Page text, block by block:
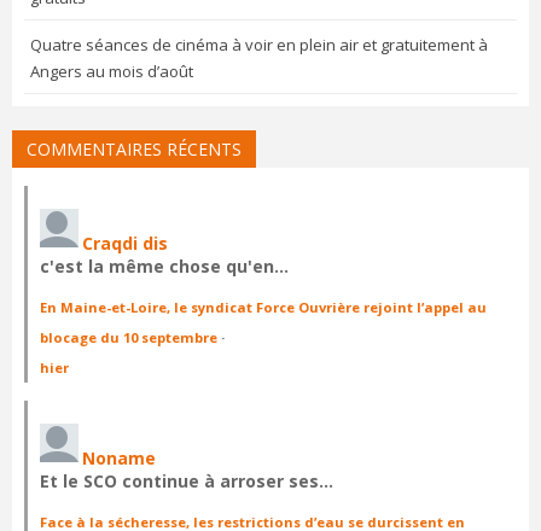
Quatre séances de cinéma à voir en plein air et gratuitement à
Angers au mois d’août
COMMENTAIRES RÉCENTS
Craqdi dis
c'est la même chose qu'en…
En Maine-et-Loire, le syndicat Force Ouvrière rejoint l’appel au
blocage du 10 septembre ·
hier
Noname
Et le SCO continue à arroser ses…
Face à la sécheresse, les restrictions d’eau se durcissent en